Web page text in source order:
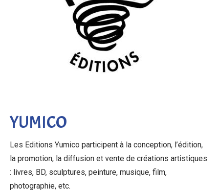
YUMICO
Les Editions Yumico participent à la conception, l’édition,
la promotion, la diffusion et vente de créations artistiques
: livres, BD, sculptures, peinture, musique, film,
photographie, etc.